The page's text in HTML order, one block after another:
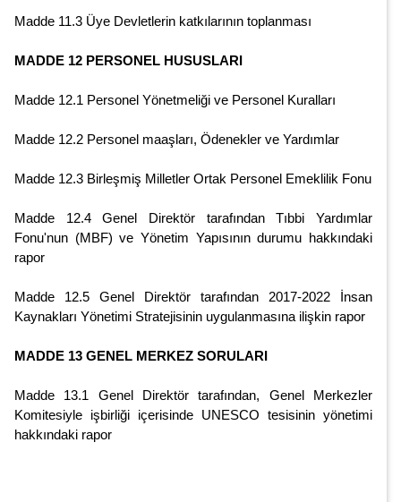
Madde 11.3 Üye Devletlerin katkılarının toplanması
MADDE 12 PERSONEL HUSUSLARI
Madde 12.1 Personel Yönetmeliği ve Personel Kuralları
Madde 12.2 Personel maaşları, Ödenekler ve Yardımlar
Madde 12.3 Birleşmiş Milletler Ortak Personel Emeklilik Fonu
Madde 12.4 Genel Direktör tarafından Tıbbi Yardımlar
Fonu'nun (MBF) ve Yönetim Yapısının durumu hakkındaki
rapor
Madde 12.5 Genel Direktör tarafından 2017-2022 İnsan
Kaynakları Yönetimi Stratejisinin uygulanmasına ilişkin rapor
MADDE 13 GENEL MERKEZ SORULARI
Madde 13.1 Genel Direktör tarafından, Genel Merkezler
Komitesiyle işbirliği içerisinde UNESCO tesisinin yönetimi
hakkındaki rapor